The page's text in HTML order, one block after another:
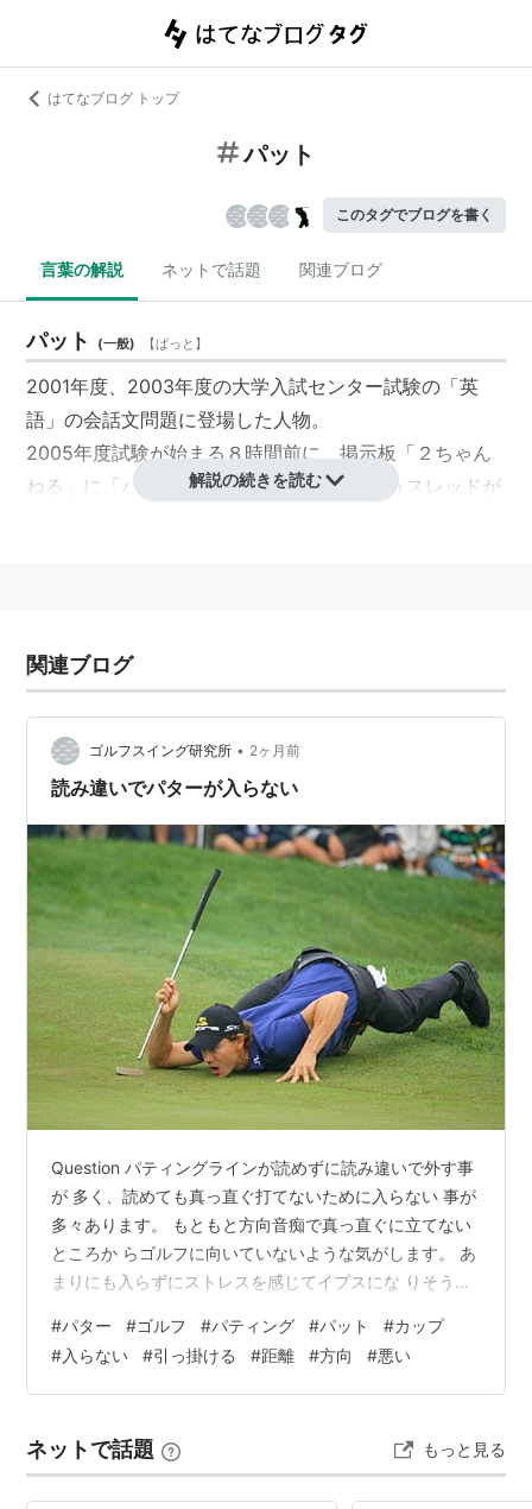
はてなブログ トップ
パット
このタグでブログを書く
言葉の解説 ネットで話題 関連ブログ
パット (一般) 【ぱっと 】
2001年度、2003年度の大学入試センター試験の「英
語」の会話文問題に登場した人物。
2005年度試験が始まる８時間前に、掲示板「２ちゃん
ねる」に「パットの弟ケヴィンです」というスレッドが
解説の続きを読む
関連ブログ
ゴルフスイング研究所 • 2ヶ月前
読み違いでパターが入らない
Question パティングラインが読めずに読み違いで外す事
が 多く、読めても真っ直ぐ打てないために入らない 事が
多々あります。 もともと方向音痴で真っ直ぐに立てない
ところか らゴルフに向いていないような気がします。 あ
まりにも入らずにストレスを感じてイプスにな りそうで
ングラインは読むのではなく覚える物で、 方向音痴は関
係ありません。 必要なのは真っ直ぐに打てる事、そして
決めた距 離が打てる事です。 真っすぐに向けないと言う
おけば誰でも 真っすぐに打てます。 そして最も重要なの
は…
#パター #ゴルフ #パティング #パット #カップ
#入らない #引っ掛ける #距離 #方向 #悪い
ネットで話題 もっと見る